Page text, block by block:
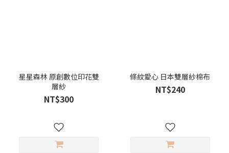
星星森林 原創數位印花雙
層紗
NT$300
條紋愛心 日本雙層紗棉布
NT$240